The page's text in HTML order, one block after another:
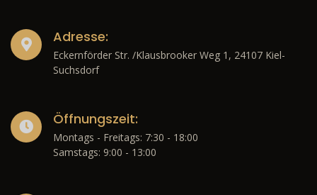
Adresse:
Eckernförder Str. /Klausbrooker Weg 1, 24107 Kiel-
Suchsdorf
Öffnungszeit:
Montags - Freitags: 7:30 - 18:00
Samstags: 9:00 - 13:00